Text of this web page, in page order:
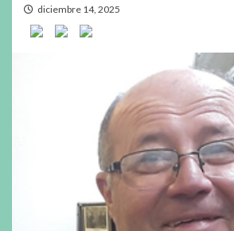
diciembre 14, 2025